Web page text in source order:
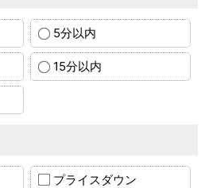
5分以内
15分以内
プライスダウン